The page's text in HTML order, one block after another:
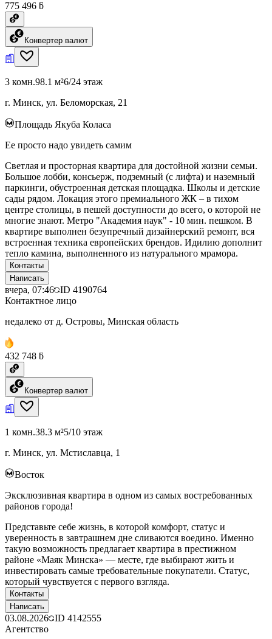
775 496 ƃ
Конвертер валют
3 комн.98.1 м²6/24 этаж
г. Минск, ул. Беломорская, 21
Площадь Якуба Коласа
Ее просто надо увидеть самим
Светлая и просторная квартира для достойной жизни семьи.
Большое лобби, консьерж, подземный (с лифта) и наземный
паркинги, обустроенная детская площадка. Школы и детские
сады рядом. Локация этого премиального ЖК – в тихом
центре столицы, в пешей доступности до всего, о которой не
многие знают. Метро "Академия наук" - 10 мин. пешком. В
квартире выполнен безупречный дизайнерский ремонт, вся
встроенная техника европейских брендов. Идилию дополнит
тепло камина, выполненного из натурального мрамора.
Контакты
Написать
вчера, 07:46 ID 4190764
Контактное лицо
недалеко от д. Островы, Минская область
432 748 ƃ
Конвертер валют
1 комн.38.3 м²5/10 этаж
г. Минск, ул. Мстиславца, 1
Восток
Эксклюзивная квартира в одном из самых востребованных
районов города!
Представьте себе жизнь, в которой комфорт, статус и
уверенность в завтрашнем дне сливаются воедино. Именно
такую возможность предлагает квартира в престижном
районе «Маяк Минска» — месте, где выбирают жить и
инвестировать самые требовательные покупатели. Статус,
который чувствуется с первого взгляда.
Контакты
Написать
03.08.2026 ID 4142555
Агентство